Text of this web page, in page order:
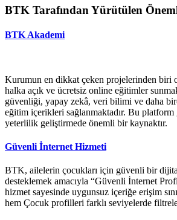
BTK Tarafından Yürütülen
BTK Akademi
Kurumun en dikkat çeken projelerinden biri
halka açık ve ücretsiz online eğitimler
güvenliği, yapay zekâ, veri bilimi ve daha
eğitim içerikleri sağlanmaktadır. Bu
yeterlilik geliştirmede önemli bir kaynaktır.
Güvenli İnternet Hizmeti
BTK, ailelerin çocukları için güvenli bir
desteklemek amacıyla “Güvenli İnternet
hizmet sayesinde uygunsuz içeriğe erişim
hem Çocuk profilleri farklı seviyelerde